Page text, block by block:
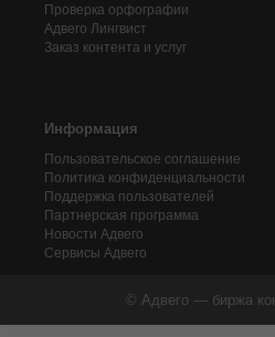
Проверка орфографии
Адвего Лингвист
Заказ контента и услуг
Информация
Пользовательское соглашение
Политика конфиденциальности
Поддержка пользователей
Партнерская программа
Новости Адвего
Сервисы Адвего
© Адвего — биржа